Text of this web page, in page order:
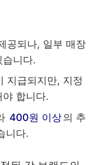
공되나, 일부 매장
습니다.
지급되지만, 지정
합니다.
400원 이상의 추
니다.